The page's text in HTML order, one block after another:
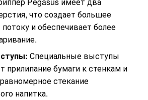
что создает большее
и обеспечивает более
Специальные выступы
прилипание бумаги к стенкам и
стекание
напитка.